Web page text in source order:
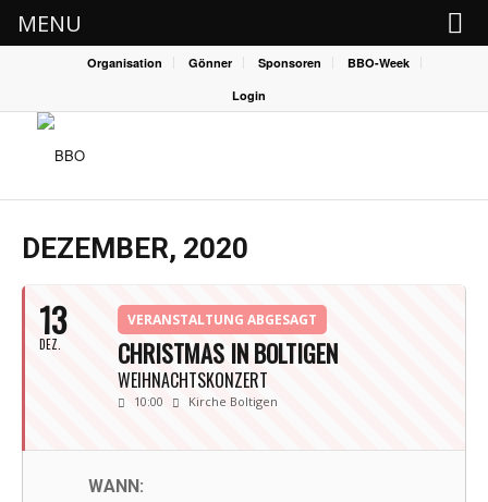
Organisation Gönner Sponsoren
BBO-Week
Login
DEZEMBER, 2020
13
DEZ.
VERANSTALTUNG ABGESAGT
CHRISTMAS IN BOLTIGEN
WEIHNACHTSKONZERT
10:00 Kirche Boltigen
WANN:
MENU